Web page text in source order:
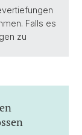
Falls es
zu